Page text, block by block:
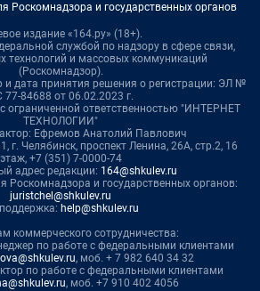
Роскомнадзора и государственных органов
издание «164.ру» (18+).
службой по надзору в сфере связи,
технологий и массовых коммуникаций
(Роскомнадзор).
и дата принятия решения о регистрации: ЭЛ №
77-84688 от 06.02.2023 г.
ограниченной ответственностью "ИНТЕРНЕТ
ТЕХНОЛОГИИ"
Ефремов Анатолий Павлович
г. Челябинск, проспект Ленина, 26А, стр.2, 16
этаж, +7 (351) 7-0000-74
адрес редакции: 164@shkulev.ru
Роскомнадзора и государственных органов:
juristchel@shkulev.ru
help@shkulev.ru
коммерческого сотрудничества:
по работе с федеральными клиентами
, моб. + 7 982 640 34 32
по работе с федеральными клиентами
, моб. +7 910 402 4056